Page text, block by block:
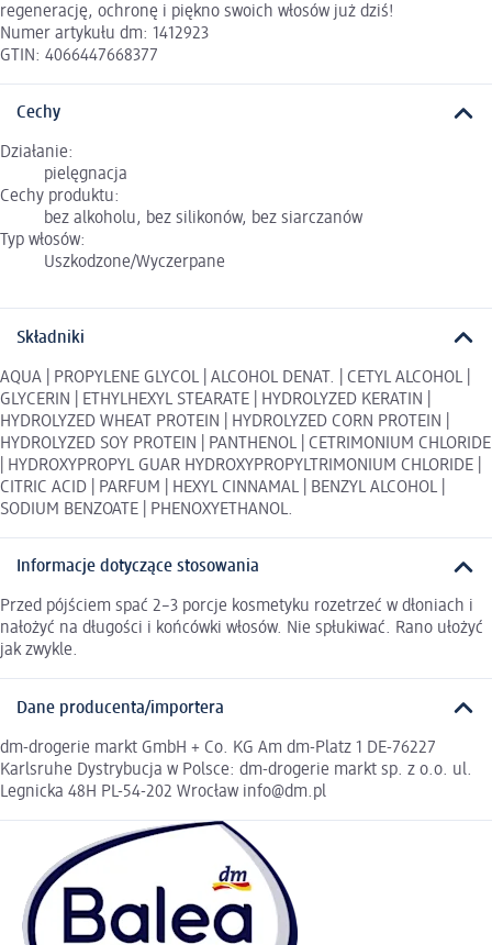
regenerację, ochronę i piękno swoich włosów już dziś!
Numer artykułu dm: 1412923
GTIN: 4066447668377
Cechy
Działanie:
pielęgnacja
Cechy produktu:
bez alkoholu, bez silikonów, bez siarczanów
Typ włosów:
Uszkodzone/Wyczerpane
Składniki
AQUA | PROPYLENE GLYCOL | ALCOHOL DENAT. | CETYL ALCOHOL |
GLYCERIN | ETHYLHEXYL STEARATE | HYDROLYZED KERATIN |
HYDROLYZED WHEAT PROTEIN | HYDROLYZED CORN PROTEIN |
HYDROLYZED SOY PROTEIN | PANTHENOL | CETRIMONIUM CHLORIDE
| HYDROXYPROPYL GUAR HYDROXYPROPYLTRIMONIUM CHLORIDE |
CITRIC ACID | PARFUM | HEXYL CINNAMAL | BENZYL ALCOHOL |
SODIUM BENZOATE | PHENOXYETHANOL.
Informacje dotyczące stosowania
Przed pójściem spać 2–3 porcje kosmetyku rozetrzeć w dłoniach i
nałożyć na długości i końcówki włosów. Nie spłukiwać. Rano ułożyć
jak zwykle.
Dane producenta/importera
dm-drogerie markt GmbH + Co. KG Am dm-Platz 1 DE-76227
Karlsruhe Dystrybucja w Polsce: dm-drogerie markt sp. z o.o. ul.
Legnicka 48H PL-54-202 Wrocław info@dm.pl